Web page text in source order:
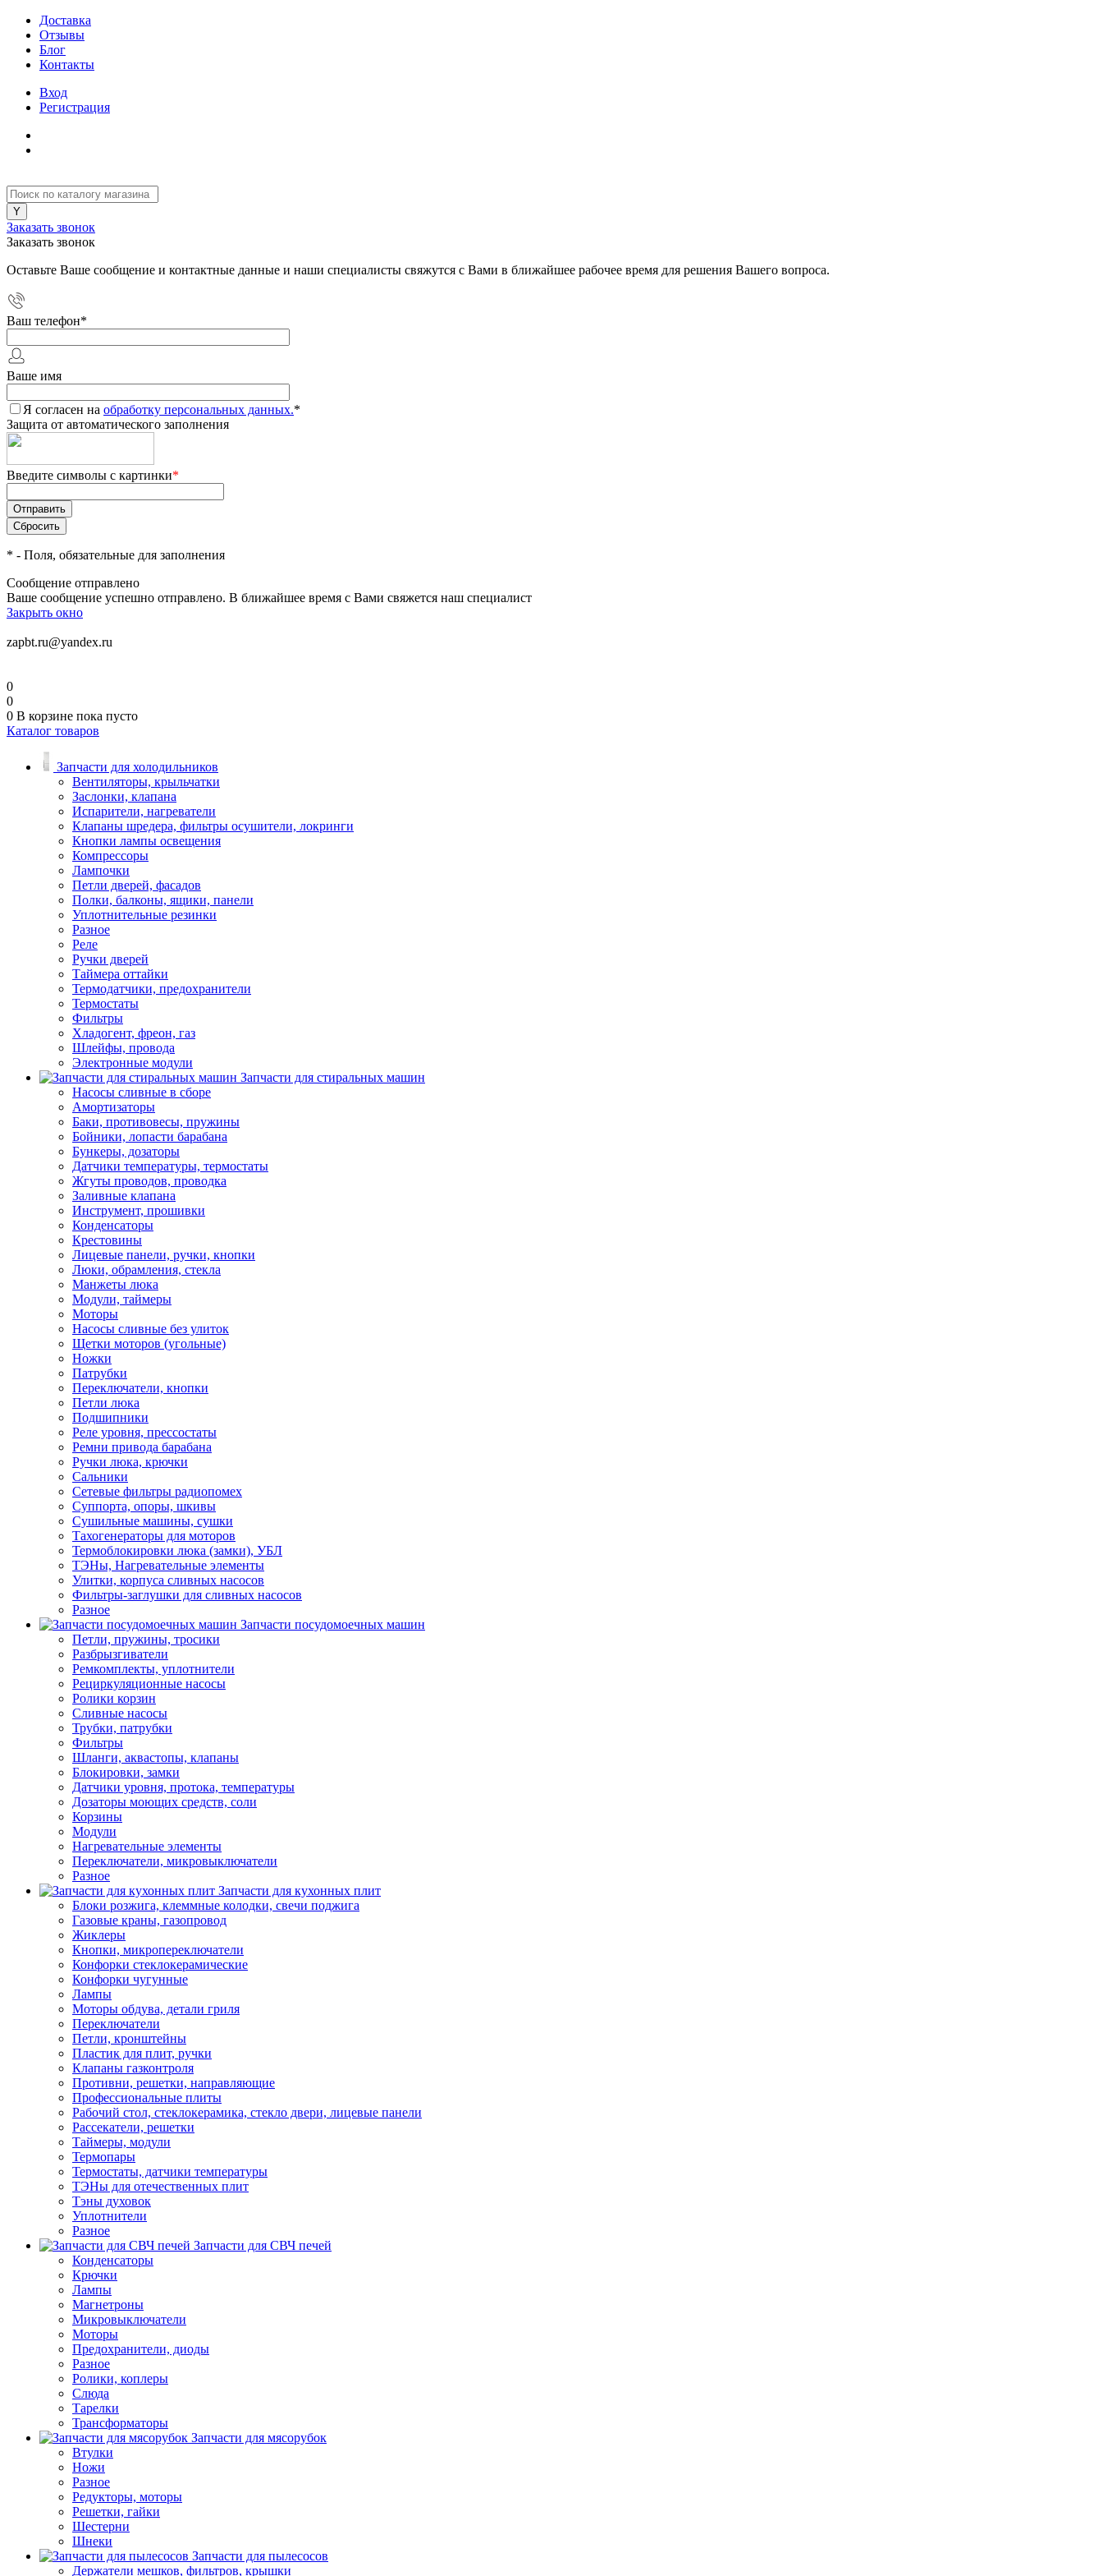
Доставка
Отзывы
Блог
Контакты
Вход
Регистрация
Заказать звонок
Заказать звонок
Оставьте Ваше сообщение и контактные данные и наши специалисты свяжутся с Вами в ближайшее рабочее время для решения Вашего вопроса.
Ваш телефон*
Ваше имя
Я согласен на обработку персональных данных.*
Защита от автоматического заполнения
Введите символы с картинки*
* - Поля, обязательные для заполнения
Сообщение отправлено
Ваше сообщение успешно отправлено. В ближайшее время с Вами свяжется наш специалист
Закрыть окно
zapbt.ru@yandex.ru
0
0
0 В корзине пока пусто
Каталог товаров
Запчасти для холодильников
Вентиляторы, крыльчатки
Заслонки, клапана
Испарители, нагреватели
Клапаны шредера, фильтры осушители, локринги
Кнопки лампы освещения
Компрессоры
Лампочки
Петли дверей, фасадов
Полки, балконы, ящики, панели
Уплотнительные резинки
Разное
Реле
Ручки дверей
Таймера оттайки
Термодатчики, предохранители
Термостаты
Фильтры
Хладогент, фреон, газ
Шлейфы, провода
Электронные модули
Запчасти для стиральных машин
Насосы сливные в сборе
Амортизаторы
Баки, противовесы, пружины
Бойники, лопасти барабана
Бункеры, дозаторы
Датчики температуры, термостаты
Жгуты проводов, проводка
Заливные клапана
Инструмент, прошивки
Конденсаторы
Крестовины
Лицевые панели, ручки, кнопки
Люки, обрамления, стекла
Манжеты люка
Модули, таймеры
Моторы
Насосы сливные без улиток
Щетки моторов (угольные)
Ножки
Патрубки
Переключатели, кнопки
Петли люка
Подшипники
Реле уровня, прессостаты
Ремни привода барабана
Ручки люка, крючки
Сальники
Сетевые фильтры радиопомех
Суппорта, опоры, шкивы
Сушильные машины, сушки
Тахогенераторы для моторов
Термоблокировки люка (замки), УБЛ
ТЭНы, Нагревательные элементы
Улитки, корпуса сливных насосов
Фильтры-заглушки для сливных насосов
Разное
Запчасти посудомоечных машин
Петли, пружины, тросики
Разбрызгиватели
Ремкомплекты, уплотнители
Рециркуляционные насосы
Ролики корзин
Сливные насосы
Трубки, патрубки
Фильтры
Шланги, аквастопы, клапаны
Блокировки, замки
Датчики уровня, протока, температуры
Дозаторы моющих средств, соли
Корзины
Модули
Нагревательные элементы
Переключатели, микровыключатели
Разное
Запчасти для кухонных плит
Блоки розжига, клеммные колодки, свечи поджига
Газовые краны, газопровод
Жиклеры
Кнопки, микропереключатели
Конфорки стеклокерамические
Конфорки чугунные
Лампы
Моторы обдува, детали гриля
Переключатели
Петли, кронштейны
Пластик для плит, ручки
Клапаны газконтроля
Противни, решетки, направляющие
Профессиональные плиты
Рабочий стол, стеклокерамика, стекло двери, лицевые панели
Рассекатели, решетки
Таймеры, модули
Термопары
Термостаты, датчики температуры
ТЭНы для отечественных плит
Тэны духовок
Уплотнители
Разное
Запчасти для СВЧ печей
Конденсаторы
Крючки
Лампы
Магнетроны
Микровыключатели
Моторы
Предохранители, диоды
Разное
Ролики, коплеры
Слюда
Тарелки
Трансформаторы
Запчасти для мясорубок
Втулки
Ножи
Разное
Редукторы, моторы
Решетки, гайки
Шестерни
Шнеки
Запчасти для пылесосов
Держатели мешков, фильтров, крышки